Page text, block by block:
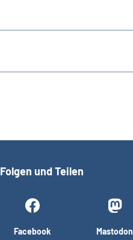
Folgen und Teilen
Facebook Mastodon